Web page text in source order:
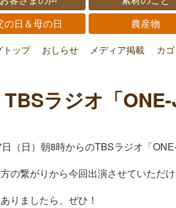
の日＆母の日
農産物
トップ おしらせ メディア掲載 カ
TBSラジオ「
（日）朝8時からのTBSラジオ「
の繋がりから今回出演させていただけ
りましたら、ぜひ！